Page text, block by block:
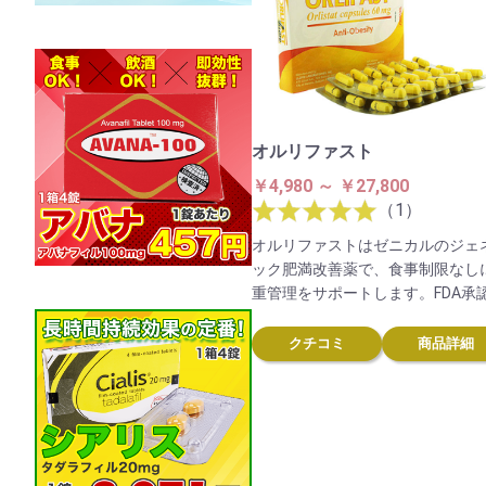
オルリファスト
￥4,980 ～ ￥27,800
（1）
オルリファストはゼニカルのジェ
ック肥満改善薬で、食事制限なし
重管理をサポートします。FDA承
を促してカロリー摂取を減らしま
日本では未承認ですが、リバウン
クチコミ 商品詳細